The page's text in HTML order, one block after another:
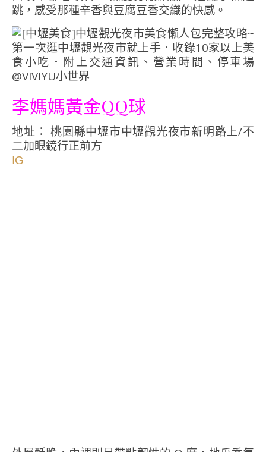
跳，感受那種辛香與豆腐豆香交織的快感。
李媽媽黃金QQ球
地址： 桃園縣中壢市中壢觀光夜市新明路上/不
二加眼鏡行正前方
IG